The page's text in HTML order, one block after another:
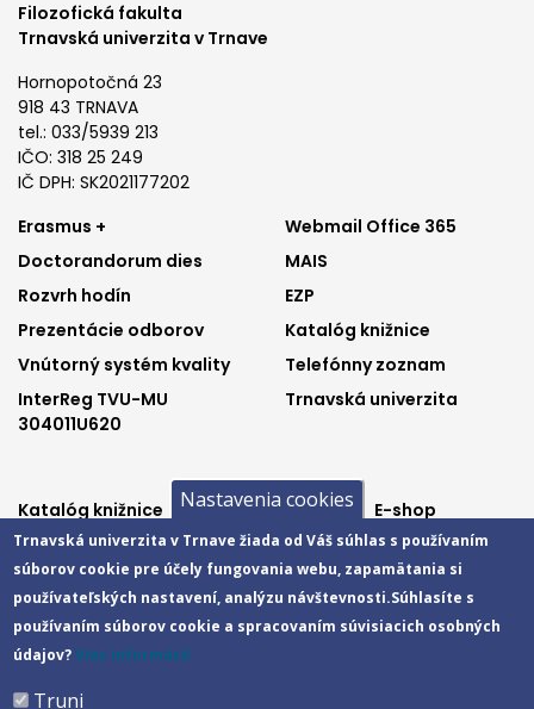
Filozofická fakulta
Trnavská univerzita v Trnave
Hornopotočná 23
918 43 TRNAVA
tel.: 033/5939 213
IČO: 318 25 249
IČ DPH: SK2021177202
Footer
menu
1
Erasmus +
Doctorandorum dies
Rozvrh hodín
Prezentácie odborov
Vnútorný systém kvality
InterReg TVU-MU
304011U620
Footer
menu
2
Webmail Office 365
MAIS
EZP
Katalóg knižnice
Telefónny zoznam
Trnavská univerzita
Footer
menu
3
Katalóg knižnice
Telefónny zoznam
Trnavská univerzita
Footer
menu
4
E-shop
Facebook
Instagram
Youtube
Nastavenia cookies
Trnavská univerzita v Trnave žiada od Váš súhlas s používaním
súborov cookie pre účely fungovania webu, zapamätania si
používateľských nastavení, analýzu návštevnosti.Súhlasíte s
používaním súborov cookie a spracovaním súvisiacich osobných
údajov?Viac informácií
Truni